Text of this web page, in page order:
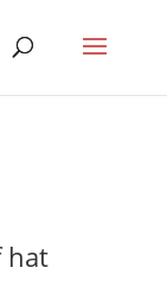
hat